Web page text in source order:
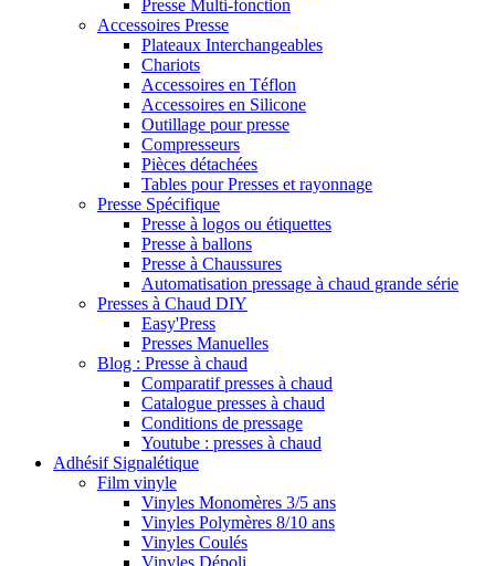
Presse Multi-fonction
Accessoires Presse
Plateaux Interchangeables
Chariots
Accessoires en Téflon
Accessoires en Silicone
Outillage pour presse
Compresseurs
Pièces détachées
Tables pour Presses et rayonnage
Presse Spécifique
Presse à logos ou étiquettes
Presse à ballons
Presse à Chaussures
Automatisation pressage à chaud grande série
Presses à Chaud DIY
Easy'Press
Presses Manuelles
Blog : Presse à chaud
Comparatif presses à chaud
Catalogue presses à chaud
Conditions de pressage
Youtube : presses à chaud
Adhésif Signalétique
Film vinyle
Vinyles Monomères 3/5 ans
Vinyles Polymères 8/10 ans
Vinyles Coulés